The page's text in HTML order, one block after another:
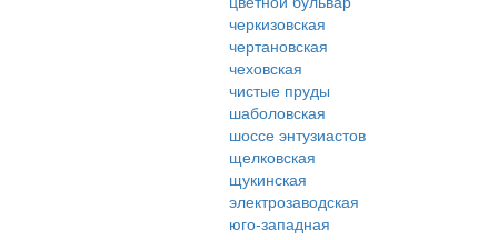
черкизовская
чертановская
чеховская
чистые пруды
шаболовская
шоссе энтузиастов
щелковская
щукинская
электрозаводская
юго-западная